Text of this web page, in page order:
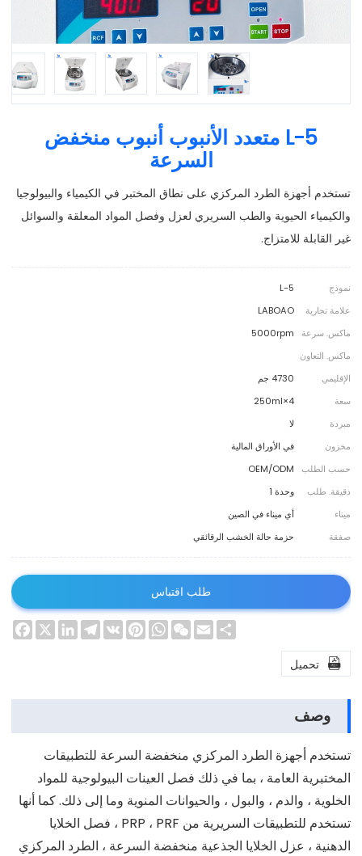
L-5 متعدد الأنبوب أنبوب منخفض
السرعة
تستخدم أجهزة الطرد المركزي على نطاق المختبر في الكيمياء والبيولوجيا
والكيمياء الحيوية والطب السريري لعزل وفصل المواد المعلقة والسوائل
غير القابلة للامتزاج.
نموذج
L-5
علامة تجارية
LABOAO
ماكس. سرعة
5000rpm
ماكس. التعاون
الإقليمي
4730 جم
سعة
4×250ml
مبردة
لا
مخزون
في الأوراق المالية
حسب الطلب
OEM/ODM
دقيقة. طلب
وحدة 1
ميناء
أي ميناء في الصين
صفقة
حزمة حالة الخشب الرقائقي
طلب اقتباس
X
LinkedIn
Telegram VK
Pinterest
WhatsAppWeChatEmailShare
 تحميل
وصف
تستخدم أجهزة الطرد المركزي منخفضة السرعة للتطبيقات
المختبرية العامة ، بما في ذلك فصل العينات البيولوجية للمواد
الخلوية ، والدم ، والبول ، والحيوانات المنوية وما إلى ذلك. كما أنها
تستخدم للتطبيقات السريرية من PRP ، PRF ، فصل الخلايا
الدهنية ، عزل الخلايا الجذعية منخفضة السرعة ، الطرد المركزي